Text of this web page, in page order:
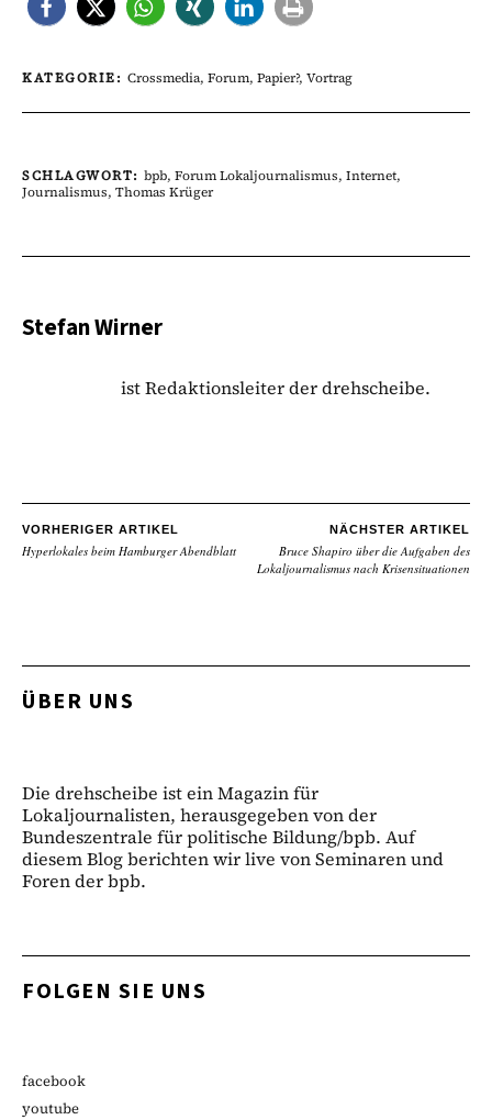
KATEGORIE: Crossmedia, Forum, Papier?, Vortrag
SCHLAGWORT: bpb, Forum Lokaljournalismus, Internet,
Journalismus, Thomas Krüger
Stefan Wirner
ist Redaktionsleiter der drehscheibe.
VORHERIGER ARTIKEL
Hyperlokales beim Hamburger Abendblatt
NÄCHSTER ARTIKEL
Bruce Shapiro über die Aufgaben des
Lokaljournalismus nach Krisensituationen
ÜBER UNS
Die drehscheibe ist ein Magazin für
Lokaljournalisten, herausgegeben von der
Bundeszentrale für politische Bildung/bpb. Auf
diesem Blog berichten wir live von Seminaren und
Foren der bpb.
FOLGEN SIE UNS
facebook
youtube